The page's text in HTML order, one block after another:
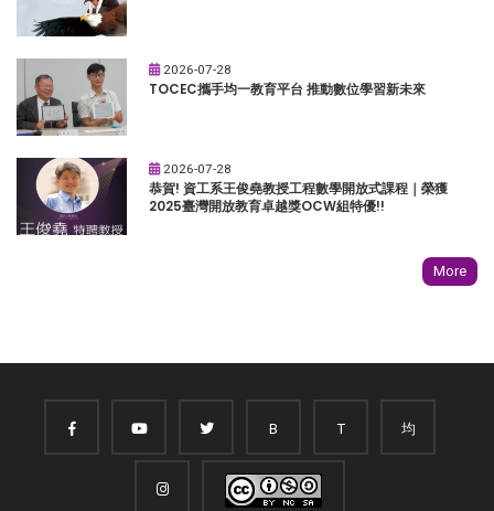
2026-07-28
TOCEC攜手均一教育平台 推動數位學習新未來
2026-07-28
恭賀! 資工系王俊堯教授工程數學開放式課程｜榮獲
2025臺灣開放教育卓越獎OCW組特優!!
More
B T 均